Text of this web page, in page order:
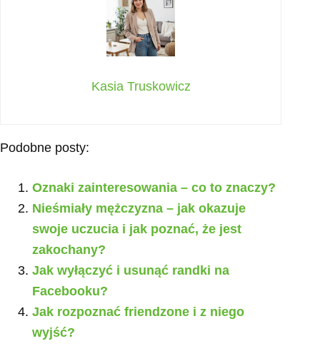
Kasia Truskowicz
Podobne posty:
Oznaki zainteresowania – co to znaczy?
Nieśmiały mężczyzna – jak okazuje
swoje uczucia i jak poznać, że jest
zakochany?
Jak wyłączyć i usunąć randki na
Facebooku?
Jak rozpoznać friendzone i z niego
wyjść?